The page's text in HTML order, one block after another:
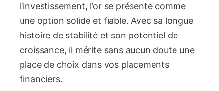
l’investissement, l’or se présente comme
une option solide et fiable. Avec sa longue
histoire de stabilité et son potentiel de
croissance, il mérite sans aucun doute une
place de choix dans vos placements
financiers.